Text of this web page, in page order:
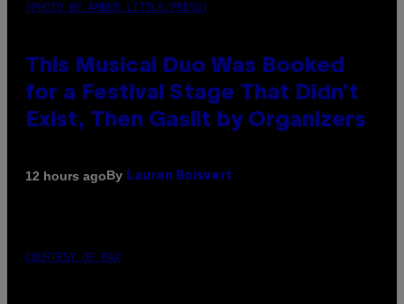
(PHOTO BY AMBER LITTLE/PRESS)
This Musical Duo Was Booked
for a Festival Stage That Didn’t
Exist, Then Gaslit by Organizers
12 hours agoBy Lauren Boisvert
COURTESY OF PAX